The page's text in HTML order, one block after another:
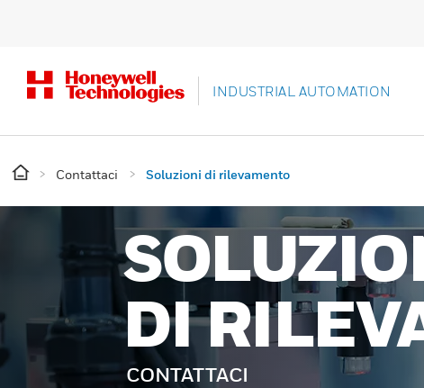
INDUSTRIAL AUTOMATION
Contattaci Soluzioni di rilevamento
DI
CONTATTACI